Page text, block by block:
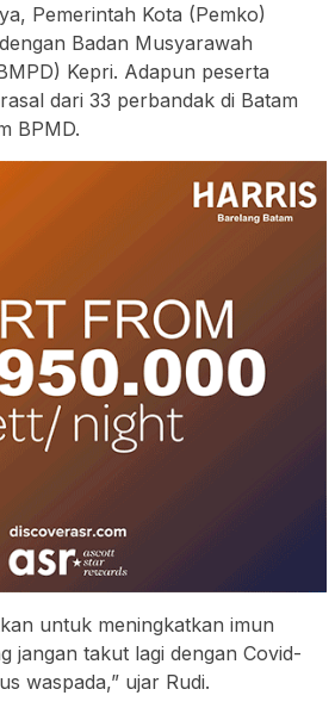
Pemerintah Kota (Pemko)
Badan Musyarawah
Kepri. Adapun peserta
dari 33 perbandak di Batam
BPMD.
untuk meningkatkan imun
jangan takut lagi dengan Covid-
waspada,” ujar Rudi.